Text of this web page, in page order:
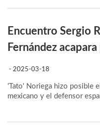
Encuentro Sergio
Fernández
- 2025-03-18
'Tato' Noriega hizo posible
mexicano y el defensor